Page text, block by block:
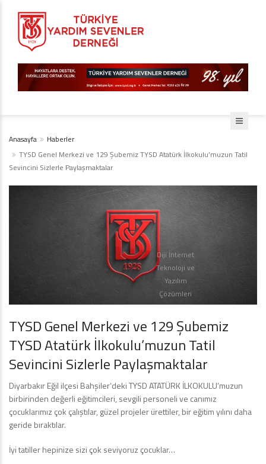
Anasayfa
Haberler
TYSD Genel Merkezi ve 129 Şubemiz TYSD Atatürk İlkokulu’muzun Tatil
Sevincini Sizlerle Paylaşmaktalar
TYSD Genel Merkezi ve 129 Şubemiz
TYSD Atatürk İlkokulu’muzun Tatil
Sevincini Sizlerle Paylaşmaktalar
Diyarbakır Eğil ilçesi Bahşiler‘deki TYSD ATATÜRK İLKOKULU’muzun
birbirinden değerli eğitimcileri, sevgili personeli ve canımız
çocuklarımız çok çalıştılar, güzel projeler ürettiler, bir eğitim yılını daha
geride bıraktılar.
İyi tatiller hepinize sizi çok seviyoruz çocuklar…
Diji İnternet
Teknoloji ve
Yazılım
Çözümleri